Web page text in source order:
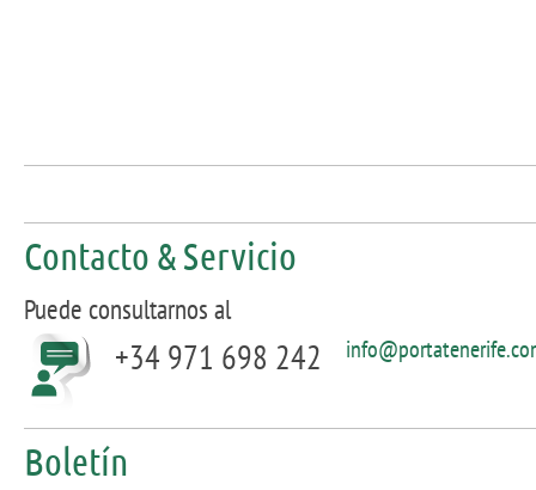
Contacto & Servicio
Puede consultarnos al
+34 971 698 242
Boletín